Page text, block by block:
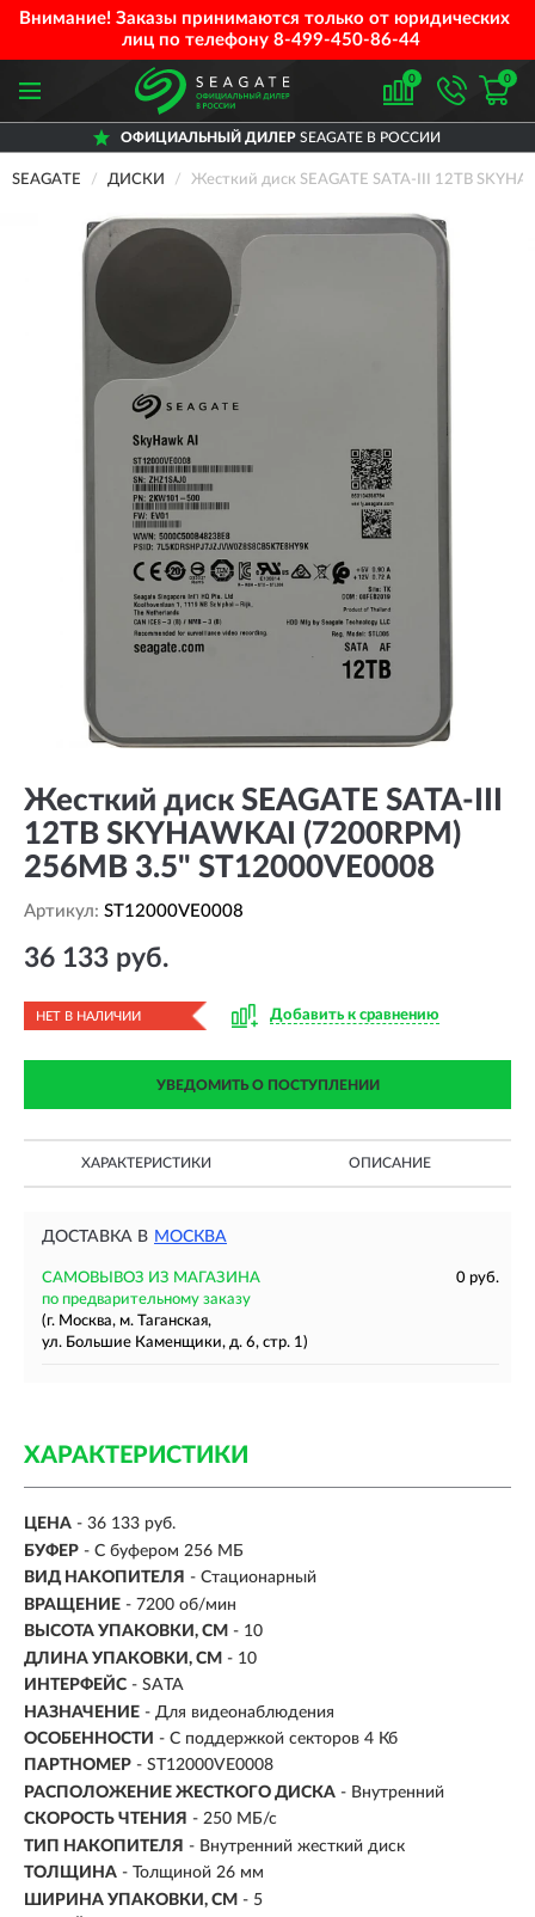
Внимание! Заказы принимаются только от юридических
лиц по телефону 8-499-450-86-44
0 0
ОФИЦИАЛЬНЫЙ ДИЛЕРSEAGATE В РОССИИ
SEAGATE ДИСКИ Жесткий диск SEAGATE SATA-III 12TB
Жесткий диск SEAGATE SATA-III
12TB SKYHAWKAI (7200RPM)
256MB 3.5" ST12000VE0008
Артикул: ST12000VE0008
36 133 руб.
НЕТ В НАЛИЧИИ Добавить к сравнению
УВЕДОМИТЬ О ПОСТУПЛЕНИИ
ХАРАКТЕРИСТИКИ ОПИСАНИЕ
ДОСТАВКА В МОСКВА
САМОВЫВОЗ ИЗ МАГАЗИНА
0 руб.
по предварительному заказу
(г. Москва, м. Таганская,
ул. Большие Каменщики, д. 6, стр. 1)
ХАРАКТЕРИСТИКИ
ЦЕНА - 36 133 руб.
БУФЕР - С буфером 256 МБ
ВИД НАКОПИТЕЛЯ - Стационарный
ВРАЩЕНИЕ - 7200 об/мин
ВЫСОТА УПАКОВКИ, СМ - 10
ДЛИНА УПАКОВКИ, СМ - 10
ИНТЕРФЕЙС - SATA
НАЗНАЧЕНИЕ - Для видеонаблюдения
ОСОБЕННОСТИ - С поддержкой секторов 4 Кб
ПАРТНОМЕР - ST12000VE0008
РАСПОЛОЖЕНИЕ ЖЕСТКОГО ДИСКА - Внутренний
СКОРОСТЬ ЧТЕНИЯ - 250 МБ/с
ТИП НАКОПИТЕЛЯ - Внутренний жесткий диск
ТОЛЩИНА - Толщиной 26 мм
ШИРИНА УПАКОВКИ, СМ - 5